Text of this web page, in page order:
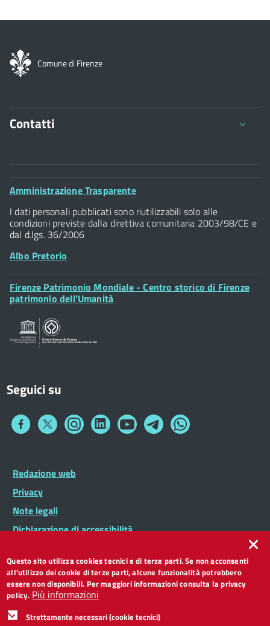
Comune di Firenze
Contatti
Comune di Firenze
Palazzo Vecchio
Piazza della Signoria - 50122, Firenze
P.IVA 01307110484
Posta Elettronica Certificata
Footer
Amministrazione Trasparente
I dati personali pubblicati sono riutilizzabili solo alle
condizioni previste dalla direttiva comunitaria 2003/98/CE e
dal d.lgs. 36/2006
Albo Pretorio
Footer
Widget
Firenze Patrimonio Mondiale - Centro storico di Firenze
patrimonio dell’Umanità
Seguici su
Collegamento
Collegamento
a
Collegamento
a
Collegamento
a
Collegamento
a
Collegamento
a
Collegamento
a
Footer
Widget
Footer
menu
Redazione web
Privacy
Note legali
Dichiarazione di accessibilità
Questo sito utilizza cookies tecnici e di terze parti. Se non acconsenti
all'utilizzo dei cookie di terze parti, alcune funzionalità potrebbero
essere non disponibili. Per maggiori informazioni consulta la privacy
policy. Più informazioni
Strettamente necessari (cookie tecnici)